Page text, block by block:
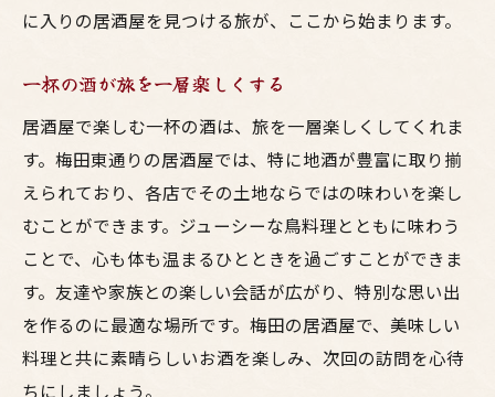
に入りの居酒屋を見つける旅が、ここから始まります。
一杯の酒が旅を一層楽しくする
居酒屋で楽しむ一杯の酒は、旅を一層楽しくしてくれま
す。梅田東通りの居酒屋では、特に地酒が豊富に取り揃
えられており、各店でその土地ならではの味わいを楽し
むことができます。ジューシーな鳥料理とともに味わう
ことで、心も体も温まるひとときを過ごすことができま
す。友達や家族との楽しい会話が広がり、特別な思い出
を作るのに最適な場所です。梅田の居酒屋で、美味しい
料理と共に素晴らしいお酒を楽しみ、次回の訪問を心待
ちにしましょう。